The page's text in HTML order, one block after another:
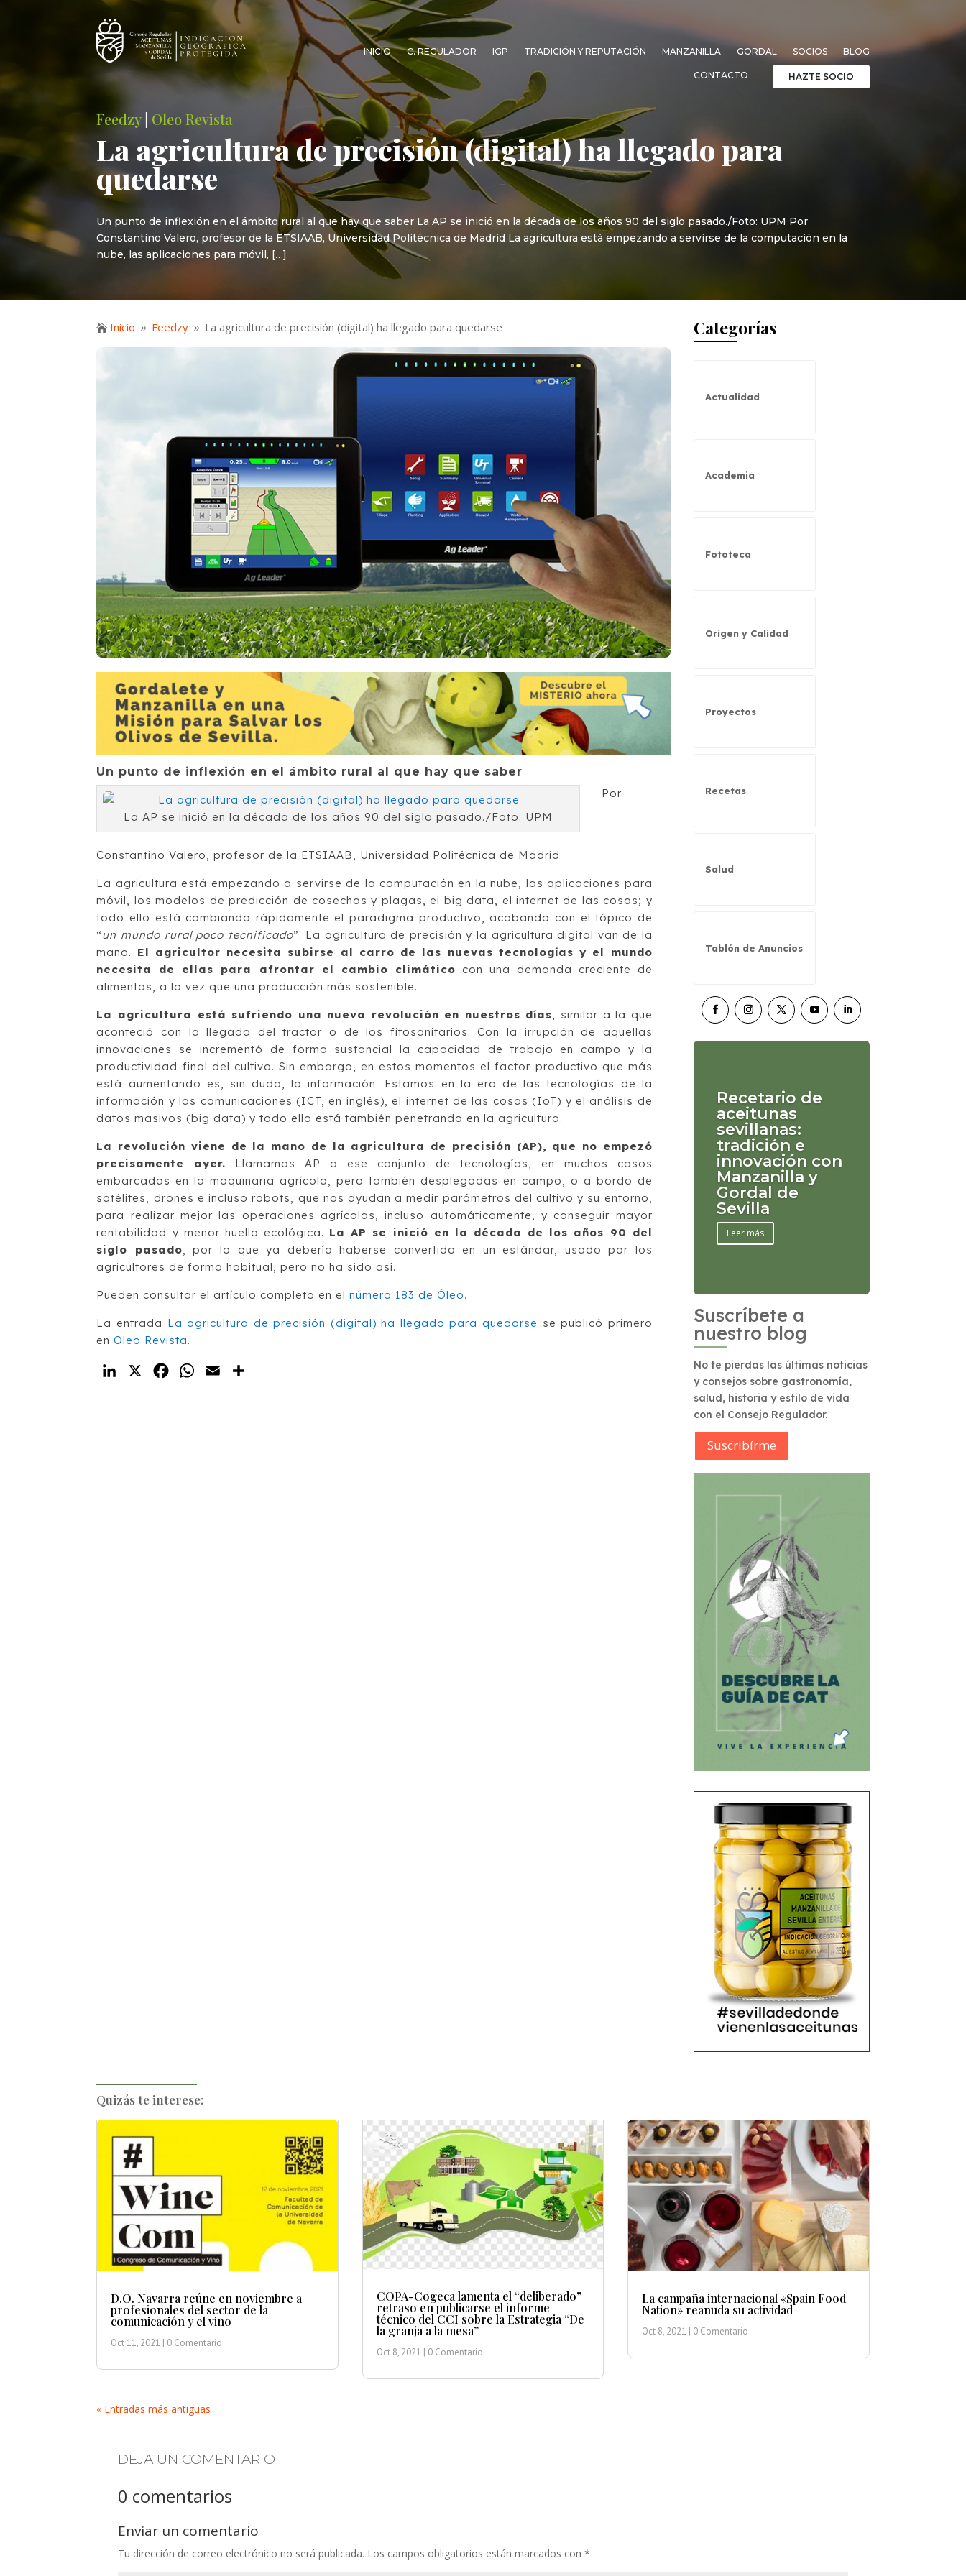
INICIO C. REGULADOR IGP TRADICIÓN Y REPUTACIÓN MANZANILLA GORDAL SOCIOS BLOG
CONTACTO HAZTE SOCIO
Feedzy| Oleo Revista
La agricultura de precisión (digital) ha llegado para
quedarse
Un punto de inflexión en el ámbito rural al que hay que saber La AP se inició en la década de los años 90 del siglo pasado./Foto: UPM Por
Constantino Valero, profesor de la ETSIAAB, Universidad Politécnica de Madrid La agricultura está empezando a servirse de la computación en la
nube, las aplicaciones para móvil, […]
 Inicio 9 Feedzy 9 La agricultura de precisión (digital) ha llegado para quedarse
Un punto de inflexión en el ámbito rural al que hay que saber
La AP se inició en la década de los años 90 del siglo pasado./Foto: UPM
Por
Constantino Valero, profesor de la ETSIAAB, Universidad Politécnica de Madrid
La agricultura está empezando a servirse de la computación en la nube, las aplicaciones para
móvil, los modelos de predicción de cosechas y plagas, el big data, el internet de las cosas; y
todo ello está cambiando rápidamente el paradigma productivo, acabando con el tópico de
“un mundo rural poco tecnificado”. La agricultura de precisión y la agricultura digital van de la
mano. El agricultor necesita subirse al carro de las nuevas tecnologías y el mundo
necesita de ellas para afrontar el cambio climático con una demanda creciente de
alimentos, a la vez que una producción más sostenible.
La agricultura está sufriendo una nueva revolución en nuestros días, similar a la que
aconteció con la llegada del tractor o de los fitosanitarios. Con la irrupción de aquellas
innovaciones se incrementó de forma sustancial la capacidad de trabajo en campo y la
productividad final del cultivo. Sin embargo, en estos momentos el factor productivo que más
está aumentando es, sin duda, la información. Estamos en la era de las tecnologías de la
información y las comunicaciones (ICT, en inglés), el internet de las cosas (IoT) y el análisis de
datos masivos (big data) y todo ello está también penetrando en la agricultura.
La revolución viene de la mano de la agricultura de precisión (AP), que no empezó
precisamente ayer. Llamamos AP a ese conjunto de tecnologías, en muchos casos
embarcadas en la maquinaria agrícola, pero también desplegadas en campo, o a bordo de
satélites, drones e incluso robots, que nos ayudan a medir parámetros del cultivo y su entorno,
para realizar mejor las operaciones agrícolas, incluso automáticamente, y conseguir mayor
rentabilidad y menor huella ecológica. La AP se inició en la década de los años 90 del
siglo pasado, por lo que ya debería haberse convertido en un estándar, usado por los
agricultores de forma habitual, pero no ha sido así.
Pueden consultar el artículo completo en elnúmero 183 de Óleo.
La entrada La agricultura de precisión (digital) ha llegado para quedarse se publicó primero
enOleo Revista.
LinkedIn
X FacebookWhatsApp
Email
Categorías
Actualidad
Academia
Fototeca
Origen y Calidad
Proyectos
Recetas
Salud
Tablón de Anuncios
Recetario de
aceitunas
sevillanas:
tradición e
innovación con
Manzanilla y
Gordal de
Sevilla
Leer más
Suscríbete a
nuestro blog
No te pierdas las últimas noticias
y consejos sobre gastronomía,
salud, historia y estilo de vida
con el Consejo Regulador.
Suscribírme
Quizás te interese:
D.O. Navarra reúne en noviembre a
profesionales del sector de la
comunicación y el vino
Oct 11, 2021 | 0 Comentario
COPA-Cogeca lamenta el “deliberado”
retraso en publicarse el informe
técnico del CCI sobre la Estrategia “De
la granja a la mesa”
Oct 8, 2021 | 0 Comentario
La campaña internacional «Spain Food
Nation» reanuda su actividad
Oct 8, 2021 | 0 Comentario
« Entradas más antiguas
DEJA UN COMENTARIO
0 comentarios
Enviar un comentario
Tu dirección de correo electrónico no será publicada. Los campos obligatorios están marcados con*